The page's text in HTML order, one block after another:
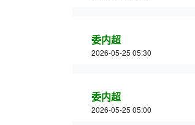
委内超
2026-05-25 05:30
委内超
2026-05-25 05:00